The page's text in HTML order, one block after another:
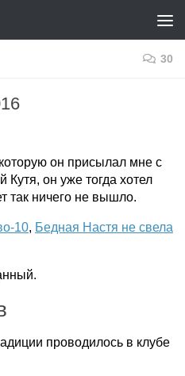
30
он присылал мне с
Кутя, он уже тогда хотел
так ничего не вышло.
10, Бедная Настя не свела
проводилось в клубе